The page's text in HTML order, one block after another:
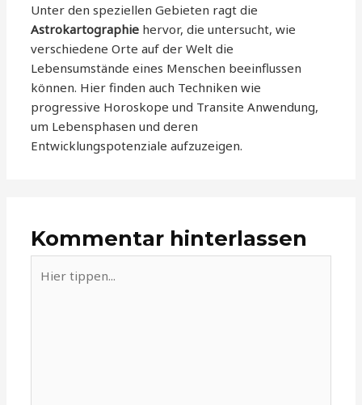
Unter den speziellen Gebieten ragt die
Astrokartographie hervor, die untersucht, wie
verschiedene Orte auf der Welt die
Lebensumstände eines Menschen beeinflussen
können. Hier finden auch Techniken wie
progressive Horoskope und Transite Anwendung,
um Lebensphasen und deren
Entwicklungspotenziale aufzuzeigen.
Kommentar hinterlassen
tippen...